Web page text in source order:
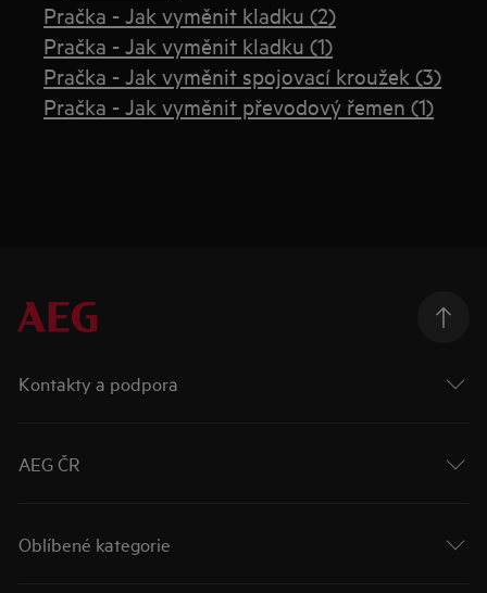
Pračka - Jak vyměnit kladku (2)
Pračka - Jak vyměnit kladku (1)
Pračka - Jak vyměnit spojovací kroužek (3)
Pračka - Jak vyměnit převodový řemen (1)
Kontakty a podpora
AEG ČR
Oblíbené kategorie